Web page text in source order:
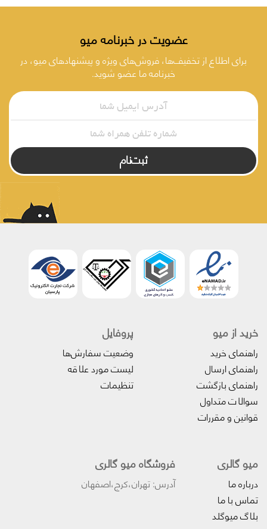
عضویت در خبرنامه میو
برای اطلاع از تخفیف‌ها، فروش‌های ویژه و پیشنهادهای میو، در
خبرنامه ما عضو شوید.
ثبت‌نام
خرید از میو
راهنمای خرید
راهنمای ارسال
راهنمای بازگشت
سوالات متداول
قوانین و مقررات
پروفایل‌
وضعیت سفارش‌ها
لیست مورد علاقه
تنظیمات
میو گالری
درباره ما
تماس با ما
بلاگ میوگلد
فروشگاه میو گالری
آدرس: تهران،کرج،اصفهان